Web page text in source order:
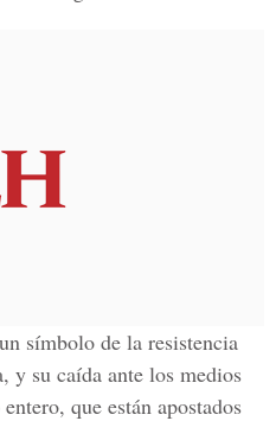
símbolo de la resistencia
y su caída ante los medios
que están apostados